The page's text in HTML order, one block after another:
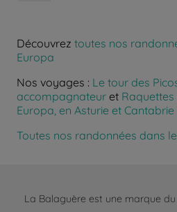
Découvrez toutes nos
Europa
Nos voyages : Le tour des
accompagnateur et Raquettes
Europa, en Asturie et Cantabrie
Toutes nos randonnées dans
La Balaguère est une marque